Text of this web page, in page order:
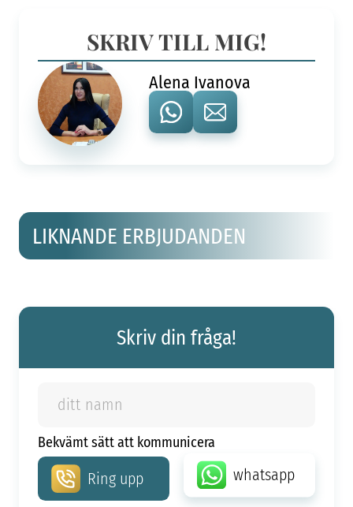
SKRIV TILL MIG!
Alena Ivanova
LIKNANDE ERBJUDANDEN
Skriv din fråga!
Bekvämt sätt att kommunicera
Ring upp whatsapp